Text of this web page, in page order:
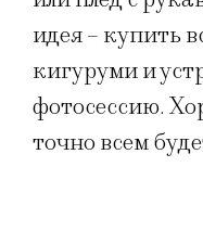
идея – купить
кигуруми и
фотосессию.
точно всем